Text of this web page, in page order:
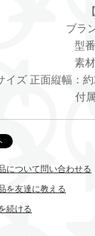
ブラ
型
素
イズ 正面縦幅：
付
について問い合わせる
を友達に教える
続ける